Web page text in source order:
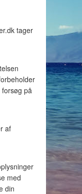
tager
forsøg på
af
med
din